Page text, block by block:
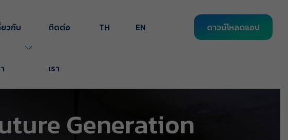
ยวกับ ติดต่อ
เรา
TH EN ดาวน์โหลดแอป
Generation